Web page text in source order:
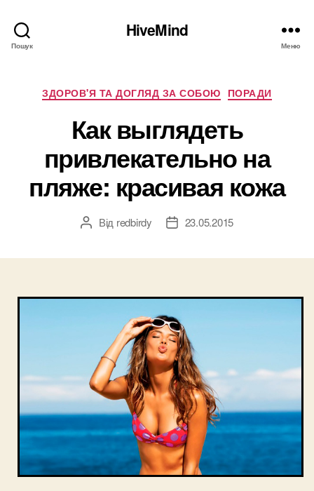
Пошук
HiveMind
Меню
Категорії
ЗДОРОВ'Я ТА ДОГЛЯД ЗА СОБОЮ ПОРАДИ
Как выглядеть
привлекательно на
пляже: красивая кожа
Автор
Від redbirdy
Дата23.05.2015